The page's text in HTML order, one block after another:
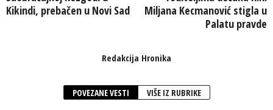
Kikindi, prebačen u Novi Sad
Miljana Kecmanović stigla u
Palatu pravde
Redakcija Hronika
POVEZANE VESTI VIŠE IZ RUBRIKE